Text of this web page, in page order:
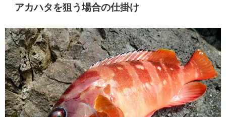
アカハタを狙う場合の仕掛け